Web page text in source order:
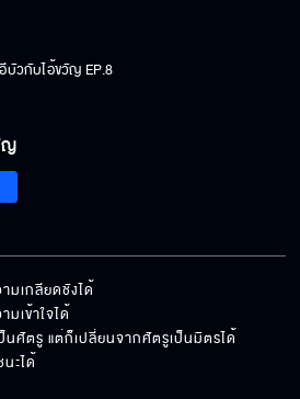
อีบัวกับไอ้ขวัญ EP.8
อีบัวกับไอ้ขวัญ EP.9
อีบัวกับไอ้ขวัญ EP.11
ญ
มเกลียดชังได้
เข้าใจได้
นศัตรู แต่ก็เปลี่ยนจากศัตรูเป็นมิตรได้
ะได้